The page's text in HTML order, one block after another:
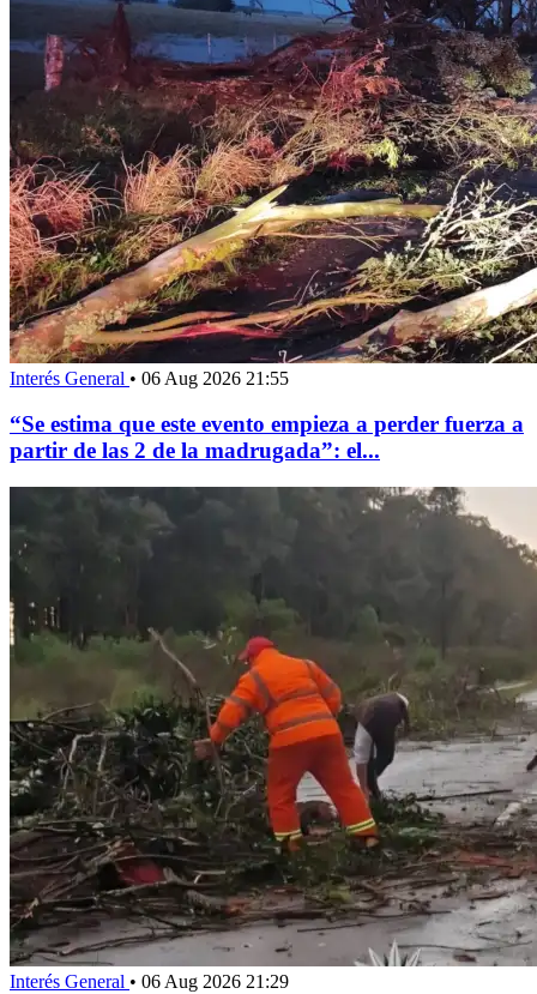
Interés General • 06 Aug 2026 21:55
“Se estima que este evento empieza a perder fuerza a
partir de las 2 de la madrugada”: el...
Interés General • 06 Aug 2026 21:29